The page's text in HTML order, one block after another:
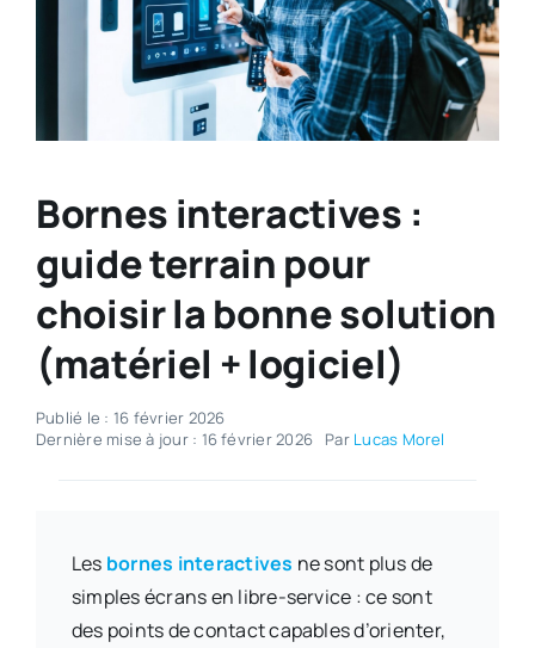
Bornes interactives :
guide terrain pour
choisir la bonne solution
(matériel + logiciel)
Publié le : 16 février 2026
Dernière mise à jour : 16 février 2026
Par Lucas Morel
Les bornes interactives ne sont plus de
simples écrans en libre-service : ce sont
des points de contact capables d’orienter,